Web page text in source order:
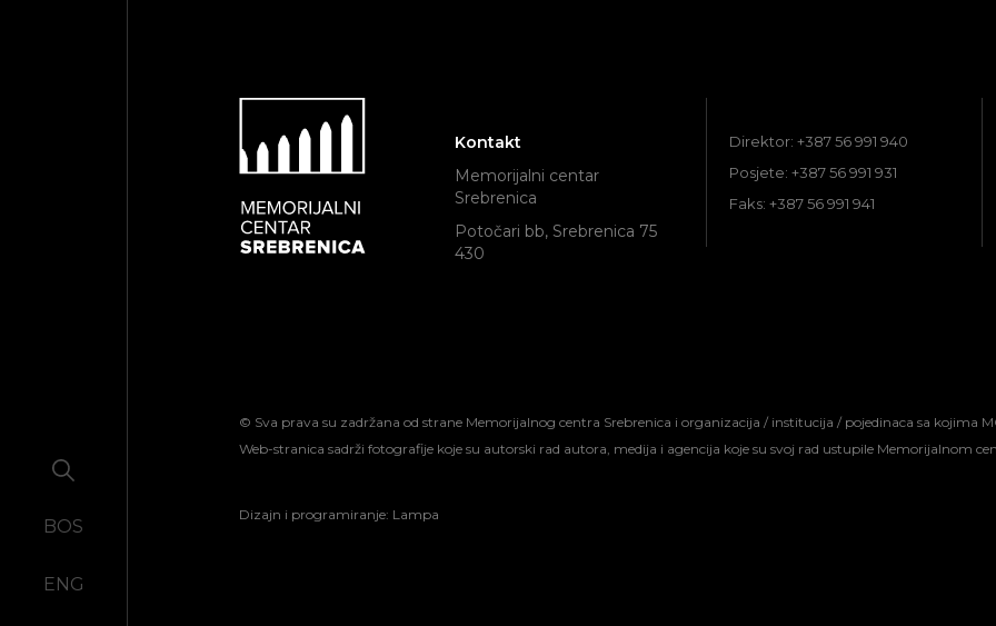
BOS
ENG
Kontakt
Memorijalni centar
Srebrenica
Potočari bb, Srebrenica 75
430
Direktor: +387 56 991 940
Posjete: +387 56 991 931
Faks: +387 56 991 941
© Sva prava su zadržana od strane Memorijalnog centra Srebrenica i organizacija / institucija / pojedinaca sa kojima
Web-stranica sadrži fotografije koje su autorski rad autora, medija i agencija koje su svoj rad ustupile Memorijalnom
Dizajn i programiranje: Lampa